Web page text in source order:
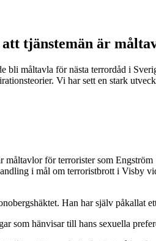
att tjänstemän är
bli måltavla för nästa terrordåd i
Vi har sett en stark
i mål om terroristbrott i Visby
Han har själv påkallat
som hänvisar till hans sexuella